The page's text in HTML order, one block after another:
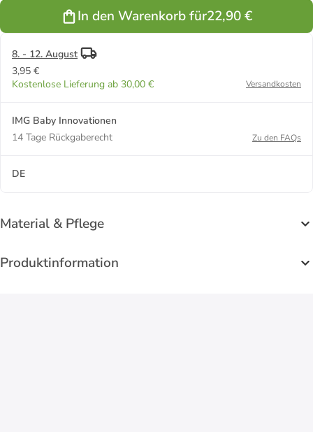
In den Warenkorb für22,90 €
8. - 12. August
3,95 €
Kostenlose Lieferung ab 30,00 €
Versandkosten
IMG Baby Innovationen
14 Tage Rückgaberecht
Zu den FAQs
DE
Material & Pflege
Produktinformation